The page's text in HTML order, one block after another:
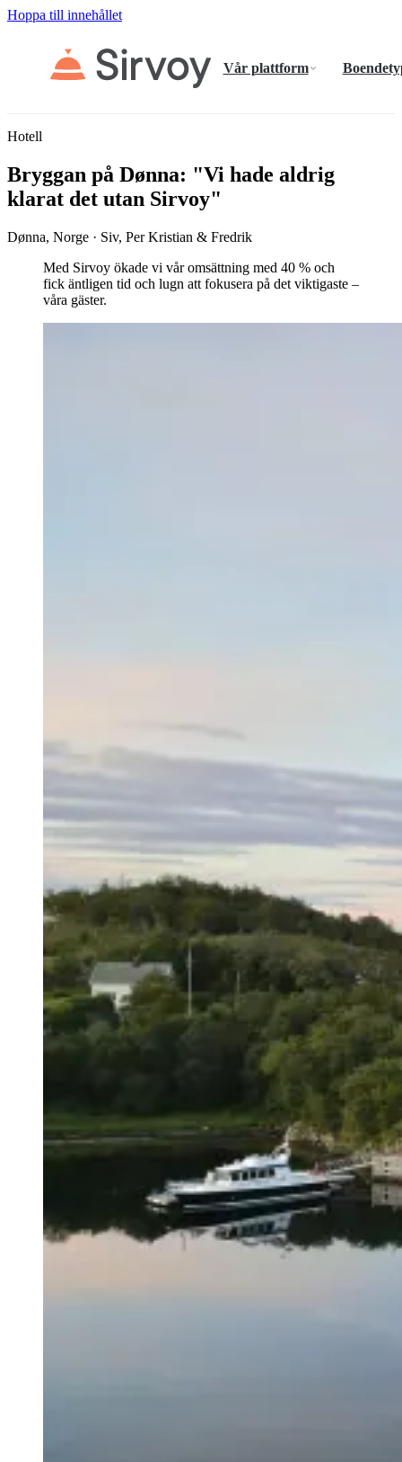
Hoppa till innehållet
Vår plattform
Hotell
Bryggan på Dønna: "Vi hade aldrig
klarat det utan Sirvoy"
Dønna, Norge · Siv, Per Kristian & Fredrik
Med Sirvoy ökade vi vår omsättning med 40 % och
fick äntligen tid och lugn att fokusera på det viktigaste –
våra gäster.